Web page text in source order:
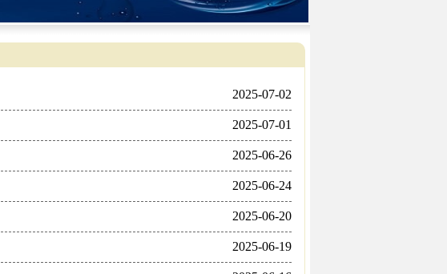
2025-07-02
2025-07-01
2025-06-26
2025-06-24
2025-06-20
2025-06-19